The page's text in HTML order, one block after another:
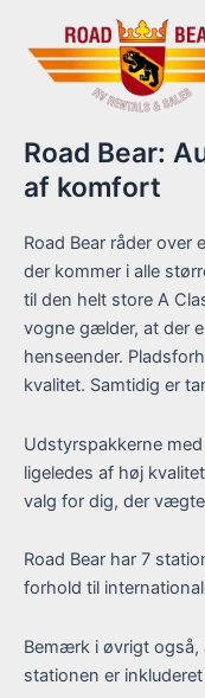
Road Bear:
af komfort
Road Bear råder over
der kommer i alle
til den helt store A
vogne gælder, at der
henseender.
kvalitet. Samtidig er
Udstyrspakkerne
ligeledes af høj
valg for dig, der
Road Bear har 7
forhold til
Bemærk i øvrigt
stationen er